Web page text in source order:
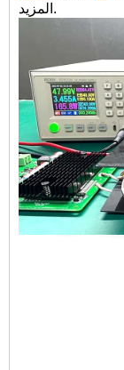
المزيد.